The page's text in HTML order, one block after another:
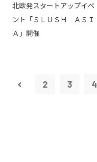
北欧発スタートアップイベ
ント「ＳＬＵＳＨ ＡＳＩ
Ａ」開催
2 3 4